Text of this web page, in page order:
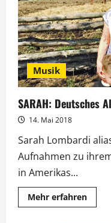
Musik
SARAH: Deutsches
14. Mai 2018
Sarah Lombardi
Aufnahmen zu
in Amerikas...
Mehr erfahrenMehr